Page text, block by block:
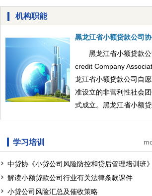
机构职能
黑龙江省小额贷款公司
黑龙江省小额贷款
credit Company
龙江省小额贷款公司自
准设立的非营利性社会
式成立。黑龙江省小额贷
学习培训
中贷协《小贷公司风险防控和贷后管理培训班》
解读小额贷款公司行业有关法律条款课件
小贷公司风险汇总及催收策略